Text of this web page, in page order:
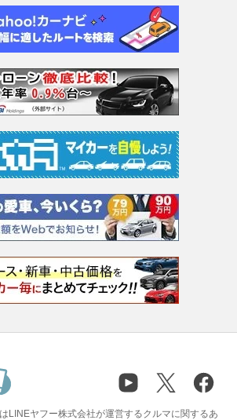
LINEヤフー株式会社が運営するクルマに関するあ